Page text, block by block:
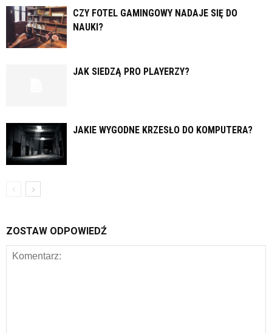
CZY FOTEL GAMINGOWY NADAJE SIĘ DO
NAUKI?
JAK SIEDZĄ PRO PLAYERZY?
JAKIE WYGODNE KRZESŁO DO KOMPUTERA?
ZOSTAW ODPOWIEDŹ